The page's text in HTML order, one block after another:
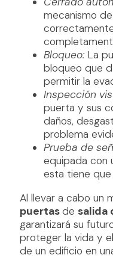
mecanismo
Bloqueo: La
bloqueo que
permitir la
Inspección
puerta y sus
daños,
problema
Prueba de
equipada con
esta tiene
Al llevar a cabo un
puertasde salida
garantizará su
proteger la vida y
de un edificio en